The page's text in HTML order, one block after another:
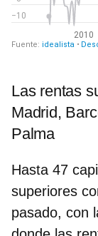
Las rentas
Madrid,
Palma
Hasta 47
superiores
pasado, con